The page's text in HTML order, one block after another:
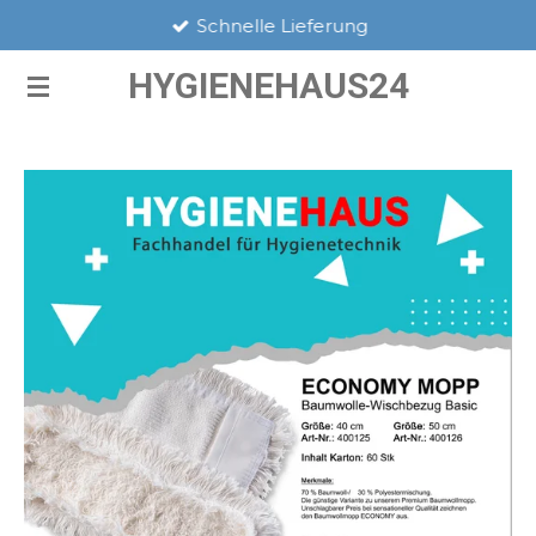
springen
HYGIENEHAUS24
Schnelle Lieferung